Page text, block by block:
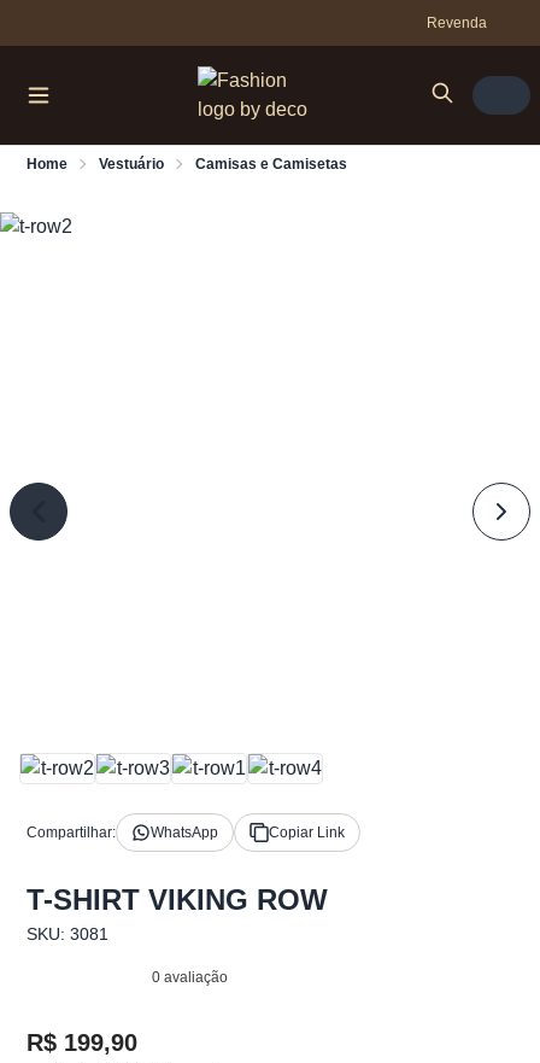
Revenda
Home Vestuário Camisas e Camisetas
Compartilhar: WhatsApp Copiar Link
T-SHIRT VIKING ROW
SKU: 3081
0 avaliação
R$ 199,90